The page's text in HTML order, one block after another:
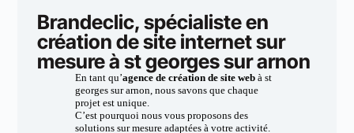
Brandeclic, spécialiste en
création de site internet sur
mesure à st georges sur arnon
En tant qu’agence de création de site webà st
georges sur arnon, nous savons que chaque
projet est unique.
C’est pourquoi nous vous proposons des
solutions sur mesure adaptées à votre activité.